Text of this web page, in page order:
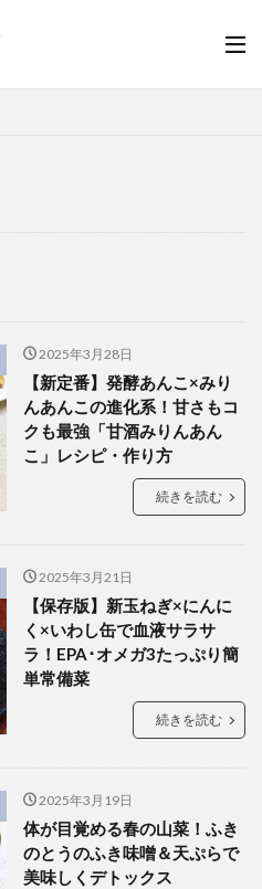
2025年3月28日
【新定番】発酵あんこ×みり
んあんこの進化系！甘さもコ
クも最強「甘酒みりんあん
こ」レシピ・作り方
続きを読む
2025年3月21日
【保存版】新玉ねぎ×にんに
く×いわし缶で血液サラサ
ラ！EPA･オメガ3たっぷり簡
単常備菜
続きを読む
2025年3月19日
体が目覚める春の山菜！ふき
のとうのふき味噌＆天ぷらで
美味しくデトックス